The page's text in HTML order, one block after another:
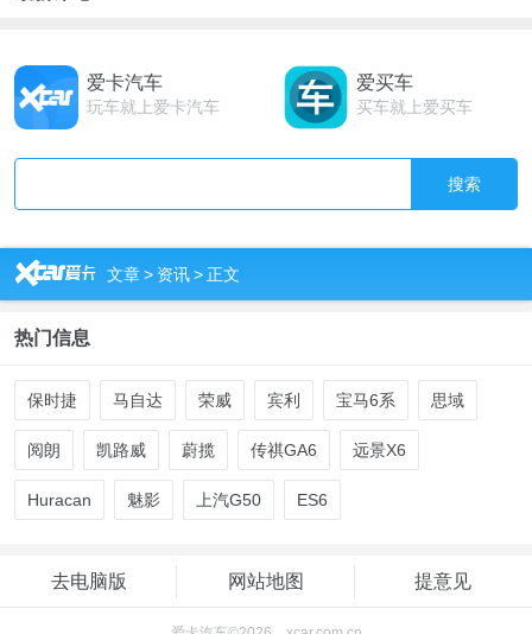
爱卡汽车
玩车就上爱卡汽车
爱买车
买车就上爱买车
搜索
R 文章> 资讯>正文
热门信息
保时捷 马自达 荣威 宾利 宝马6系 思域
阅朗 凯路威 蔚揽 传祺GA6 远景X6
Huracan 魅影 上汽G50 ES6
去电脑版 网站地图 提意见